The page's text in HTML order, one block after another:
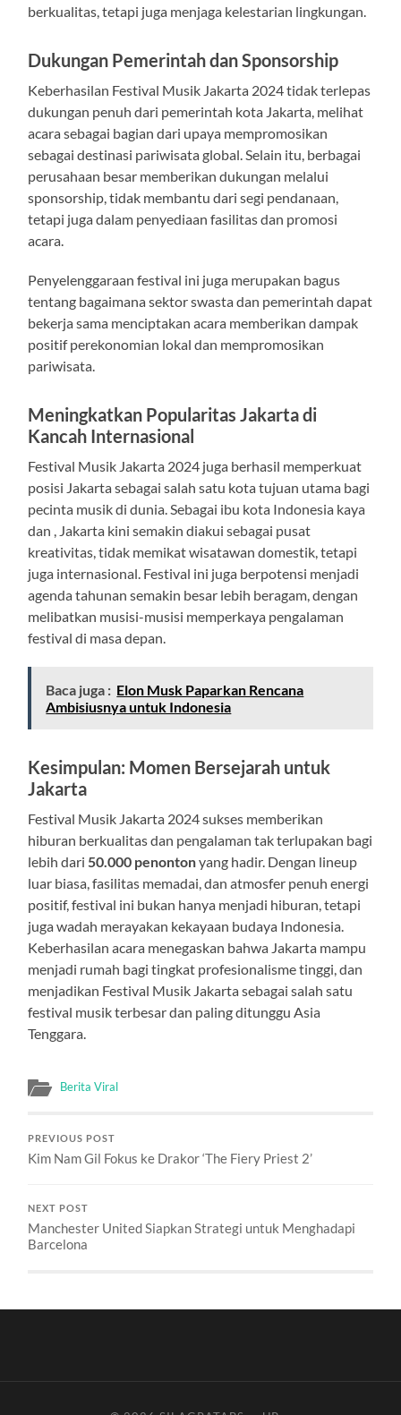
berkualitas, tetapi juga menjaga kelestarian lingkungan.
Dukungan Pemerintah dan Sponsorship
Keberhasilan Festival Musik Jakarta 2024 tidak terlepas
dukungan penuh dari pemerintah kota Jakarta, melihat
acara sebagai bagian dari upaya mempromosikan
sebagai destinasi pariwisata global. Selain itu, berbagai
perusahaan besar memberikan dukungan melalui
sponsorship, tidak membantu dari segi pendanaan,
tetapi juga dalam penyediaan fasilitas dan promosi
acara.
Penyelenggaraan festival ini juga merupakan bagus
tentang bagaimana sektor swasta dan pemerintah dapat
bekerja sama menciptakan acara memberikan dampak
positif perekonomian lokal dan mempromosikan
pariwisata.
Meningkatkan Popularitas Jakarta di
Kancah Internasional
Festival Musik Jakarta 2024 juga berhasil memperkuat
posisi Jakarta sebagai salah satu kota tujuan utama bagi
pecinta musik di dunia. Sebagai ibu kota Indonesia kaya
dan , Jakarta kini semakin diakui sebagai pusat
kreativitas, tidak memikat wisatawan domestik, tetapi
juga internasional. Festival ini juga berpotensi menjadi
agenda tahunan semakin besar lebih beragam, dengan
melibatkan musisi-musisi memperkaya pengalaman
festival di masa depan.
Baca juga : Elon Musk Paparkan Rencana
Ambisiusnya untuk Indonesia
Kesimpulan: Momen Bersejarah untuk
Jakarta
Festival Musik Jakarta 2024 sukses memberikan
hiburan berkualitas dan pengalaman tak terlupakan bagi
lebih dari50.000 penontonyang hadir. Dengan lineup
luar biasa, fasilitas memadai, dan atmosfer penuh energi
positif, festival ini bukan hanya menjadi hiburan, tetapi
juga wadah merayakan kekayaan budaya Indonesia.
Keberhasilan acara menegaskan bahwa Jakarta mampu
menjadi rumah bagi tingkat profesionalisme tinggi, dan
menjadikan Festival Musik Jakarta sebagai salah satu
festival musik terbesar dan paling ditunggu Asia
Tenggara.
Berita Viral
PREVIOUS POST
Kim Nam Gil Fokus ke Drakor ‘The Fiery Priest 2’
NEXT POST
Manchester United Siapkan Strategi untuk Menghadapi
Barcelona